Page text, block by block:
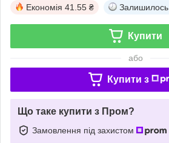
Економія 41.55 ₴ Залишилось
Купити
або
Купити з
Що таке купити з Пром?
Замовлення під захистом